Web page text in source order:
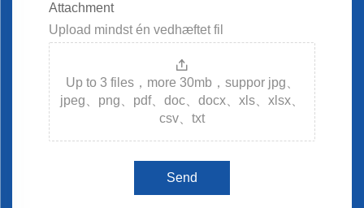
Attachment
Upload mindst én vedhæftet fil
Up to 3 files，more 30mb，suppor jpg、
jpeg、png、pdf、doc、docx、xls、xlsx、
csv、txt
Send